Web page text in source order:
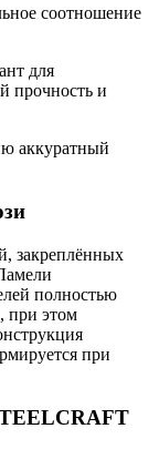
соотношение
для
прочность и
аккуратный
закреплённых
полностью
при этом
при